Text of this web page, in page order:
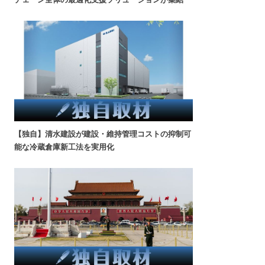
【独自】清水建設が建設・維持管理コストの抑制可
能な冷蔵倉庫新工法を実用化